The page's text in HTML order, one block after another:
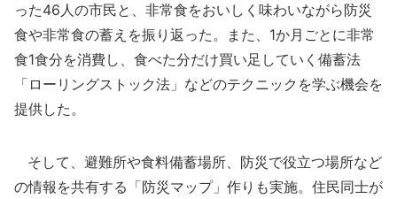
った46人の市民と、非常食をおいしく味わいながら防災
食や非常食の蓄えを振り返った。また、1か月ごとに非常
食1食分を消費し、食べた分だけ買い足していく備蓄法
「ローリングストック法」などのテクニックを学ぶ機会を
提供した。
そして、避難所や食料備蓄場所、防災で役立つ場所など
の情報を共有する「防災マップ」作りも実施。住民同士が